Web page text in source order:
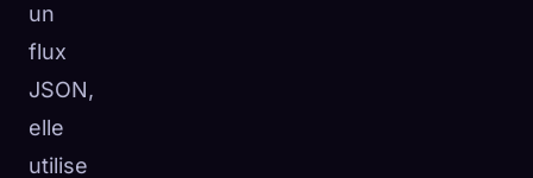
un
flux
JSON,
elle
utilise